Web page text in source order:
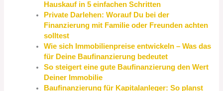
Hauskauf in 5 einfachen Schritten
Private Darlehen: Worauf Du bei der
Finanzierung mit Familie oder Freunden achten
solltest
Wie sich Immobilienpreise entwickeln – Was das
für Deine Baufinanzierung bedeutet
So steigert eine gute Baufinanzierung den Wert
Deiner Immobilie
Baufinanzierung für Kapitalanleger: So planst